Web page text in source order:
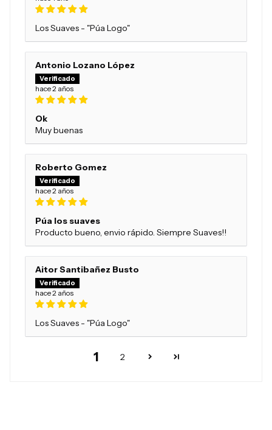
Los Suaves - "Púa Logo"
Antonio Lozano López
hace 2 años
Ok
Muy buenas
Roberto Gomez
hace 2 años
Púa los suaves
Producto bueno, envio rápido. Siempre Suaves!!
Aitor Santibañez Busto
hace 2 años
Los Suaves - "Púa Logo"
1 2